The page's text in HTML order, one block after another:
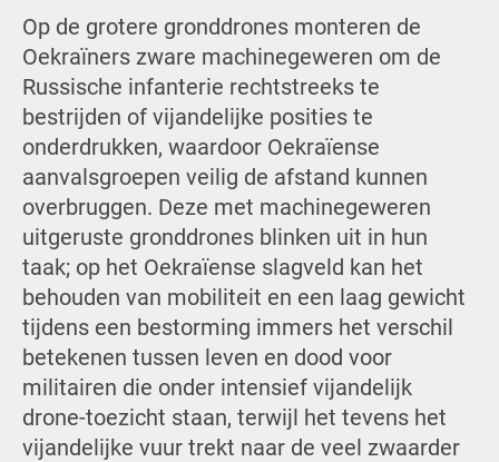
Op de grotere gronddrones monteren de
Oekraïners zware machinegeweren om de
Russische infanterie rechtstreeks te
bestrijden of vijandelijke posities te
onderdrukken, waardoor Oekraïense
aanvalsgroepen veilig de afstand kunnen
overbruggen. Deze met machinegeweren
uitgeruste gronddrones blinken uit in hun
taak; op het Oekraïense slagveld kan het
behouden van mobiliteit en een laag gewicht
tijdens een bestorming immers het verschil
betekenen tussen leven en dood voor
militairen die onder intensief vijandelijk
drone-toezicht staan, terwijl het tevens het
vijandelijke vuur trekt naar de veel zwaarder